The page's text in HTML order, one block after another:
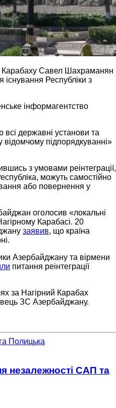
Карабаху Савел Шахраманян
існування Республіки з
інформагентство
державні установи та
відомчому підпорядкуванні»
з умовами реінтеграції,
можуть самостійно
або повернення у
оголосив «локальні
Карабасі. 20
заявив, що країна
Азербайджану та вірмени
питання реінтеграції
за Нагірний Карабах
ЗС Азербайджану.
Полицька
незалежності САП та